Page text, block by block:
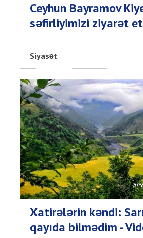
Ceyhun Bayramov
səfirliyimizi ziyarət
Siyasət
Xatirələrin kəndi:
qayıda bilmədim -